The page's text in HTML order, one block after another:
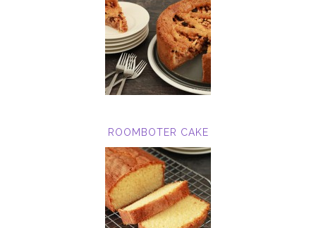
ROOMBOTER CAKE